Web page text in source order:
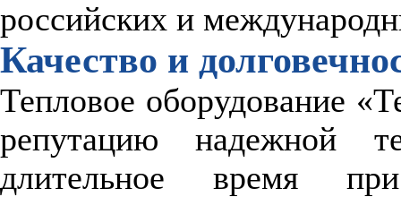
российских и
Качество и
Тепловое оборудование
репутацию надежной
длительное время